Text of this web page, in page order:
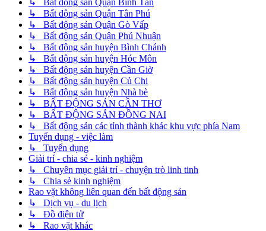
↳ Bất động sản Quận Tân Phú
↳ Bất động sản Quận Gò Vấp
↳ Bất động sản Quận Phú Nhuận
↳ Bất động sản huyện Bình Chánh
↳ Bất động sản huyện Hóc Môn
↳ Bất động sản huyện Cần Giờ
↳ Bất động sản huyện Củ Chi
↳ Bất động sản huyện Nhà bè
↳ BẤT ĐỘNG SẢN CẦN THƠ
↳ BẤT ĐỘNG SẢN ĐỒNG NAI
↳ Bất động sản các tỉnh thành khác khu vực phía Nam
Tuyển dụng - việc làm
↳ Tuyển dụng
Giải trí - chia sẻ - kinh nghiệm
↳ Chuyên mục giải trí - chuyện trò linh tinh
↳ Chia sẻ kinh nghiệm
Rao vặt không liên quan đến bất động sản
↳ Dịch vụ - du lịch
↳ Đồ điện tử
↳ Rao vặt khác